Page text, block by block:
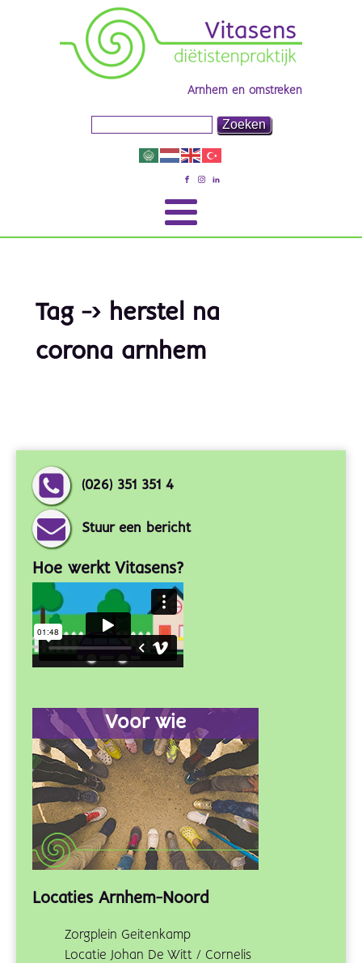
Arnhem en omstreken
Tag -> herstel na
corona arnhem
(026) 351 351 4
Stuur een bericht
Hoe werkt Vitasens?
Voor wie
Locaties Arnhem-Noord
Zorgplein Geitenkamp
Locatie Johan De Witt / Cornelis